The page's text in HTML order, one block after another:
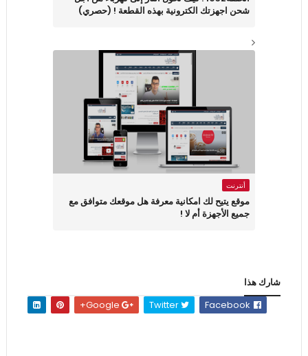
شحن اجهزتك الكترونية بهذه القطعة ! (حصري)
أنترنت
موقع يتيح لك امكانية معرفة هل موقعك متوافق مع
جميع الأجهزة أم لا !
شارك هذا
Twitter